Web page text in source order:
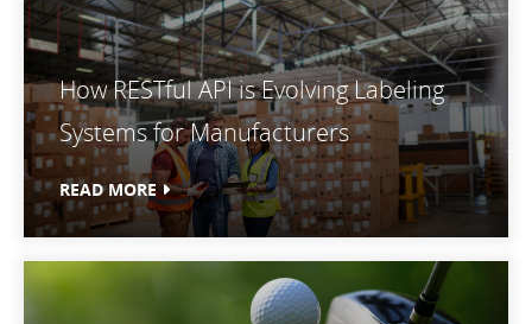
How RESTful API is Evolving Labeling
Systems for Manufacturers
READ MORE